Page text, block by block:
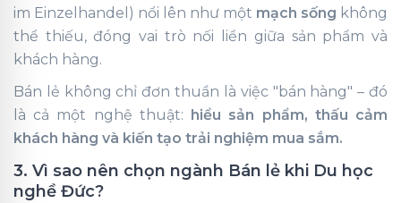
im Einzelhandel) nổi lên như một mạch sống không
thể thiếu, đóng vai trò nối liền giữa sản phẩm và
khách hàng.
Bán lẻ không chỉ đơn thuần là việc "bán hàng" – đó
là cả một nghệ thuật:
hiểu sản phẩm, thấu cảm
khách hàng và kiến tạo trải nghiệm mua sắm.
3. Vì sao nên chọn ngành Bán lẻ khi Du học
nghề Đức?